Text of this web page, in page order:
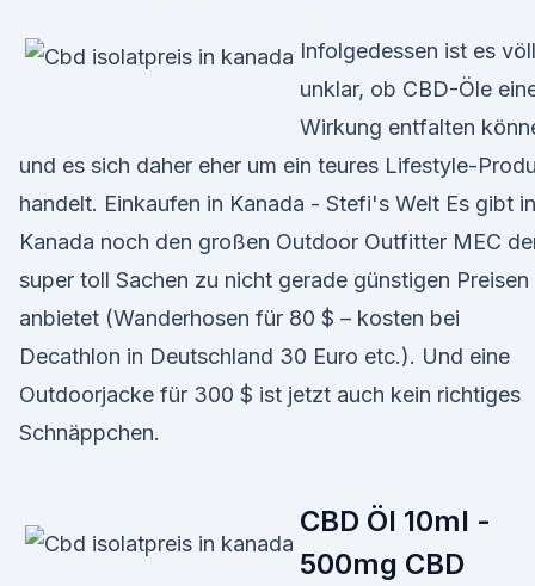
Infolgedessen ist es
unklar, ob CBD-Öle
Wirkung entfalten
und es sich daher eher um ein teures Lifestyle-
handelt. Einkaufen in Kanada - Stefi's Welt Es gibt in
Kanada noch den großen Outdoor Outfitter MEC
super toll Sachen zu nicht gerade günstigen Preisen
anbietet (Wanderhosen für 80 $ – kosten bei
Decathlon in Deutschland 30 Euro etc.). Und eine
Outdoorjacke für 300 $ ist jetzt auch kein richtiges
Schnäppchen.
CBD Öl 10ml -
500mg CBD